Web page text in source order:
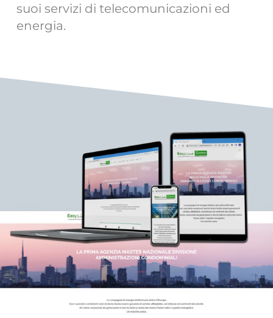
suoi servizi di telecomunicazioni ed
energia.